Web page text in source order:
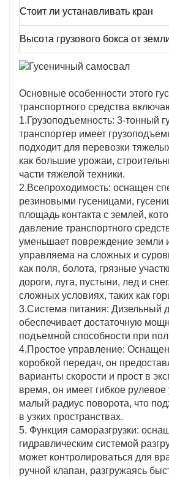
Стоит ли устанавливать кран
Высота грузового бокса от
Основные особенности этого
транспортного средства
1.Грузоподъемность: 3-тонный
транспортер имеет
подходит для перевозки
как большие урожаи,
части тяжелой техники.
2.Всепроходимость: оснащен
резиновыми гусеницами,
площадь контакта с землей,
давление транспортного
уменьшает повреждение земли
управляема на сложных и
как поля, болота, грязные
дороги, луга, пустыни, лед и
сложных условиях, таких как
3.Система питания: Дизельный
обеспечивает достаточную
подъемной способности при
4.Простое управление:
коробкой передач, он
варианты скорости и прост в
время, он имеет гибкое
малый радиус поворота, что
в узких пространствах.
5. Функция саморазгрузки:
гидравлическим системой
может контролироваться для
ручной клапан, разгружаясь